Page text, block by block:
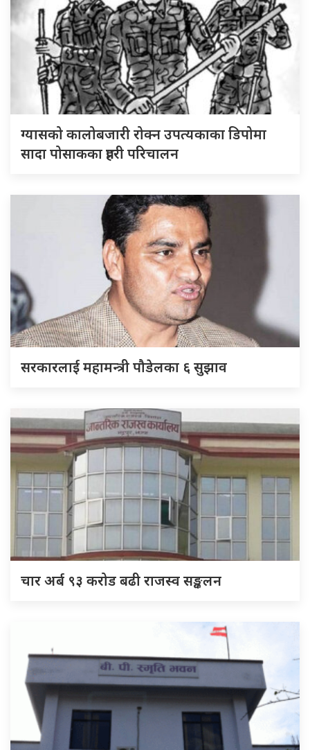
ग्यासको कालोबजारी रोक्न उपत्यकाका डिपोमा
सादा पोसाकका प्रहरी परिचालन
सरकारलाई महामन्त्री पौडेलका ६ सुझाव
चार अर्ब ९३ करोड बढी राजस्व सङ्कलन